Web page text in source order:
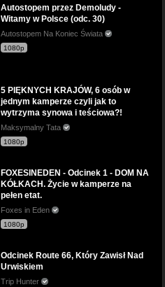
Autostopem przez Demoludy -
Witamy w Polsce (odc. 30)
Autostopem Na Koniec Świata
1080p
5 PIĘKNYCH KRAJÓW, 6 osób w
jednym kamperze czyli jak to
wytrzyma synowa i teściowa?!
Maksymalny Tata
1080p
FOXESINEDEN - Odcinek 1 - DOM NA
KÓŁKACH. Życie w kamperze na
pełen etat.
Foxes in Eden
1080p
Odcinek Route 66, Który Zawisł Nad
Urwiskiem
Trip Hunter